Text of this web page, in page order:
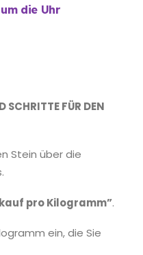
die Uhr
SCHRITTE FÜR DEN
Stein über die
pro Kilogramm”.
ein, die Sie